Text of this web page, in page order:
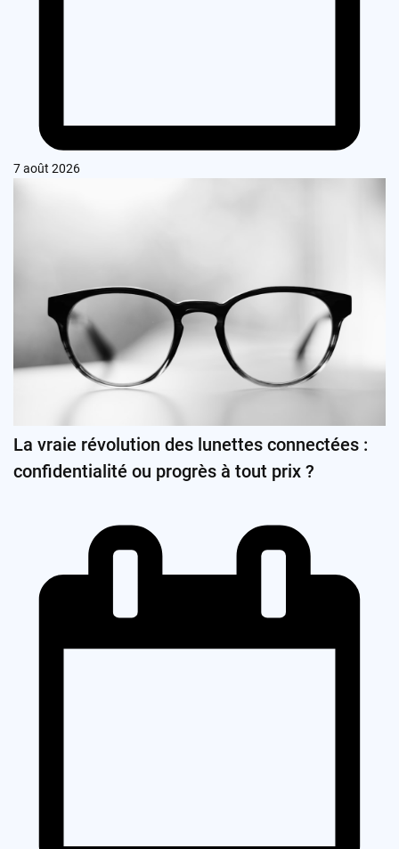
7 août 2026
La vraie révolution des lunettes connectées :
confidentialité ou progrès à tout prix ?